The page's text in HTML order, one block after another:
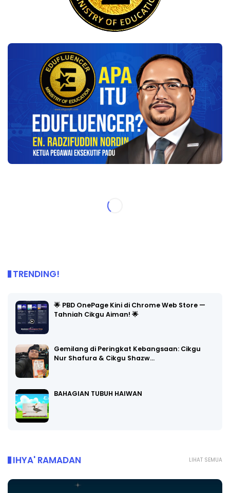
TRENDING!
🌟 PBD OnePage Kini di Chrome Web Store —
Tahniah Cikgu Aiman! 🌟
Gemilang di Peringkat Kebangsaan: Cikgu
Nur Shafura & Cikgu Shazw…
BAHAGIAN TUBUH HAIWAN
LIHAT SEMUA
IHYA' RAMADAN